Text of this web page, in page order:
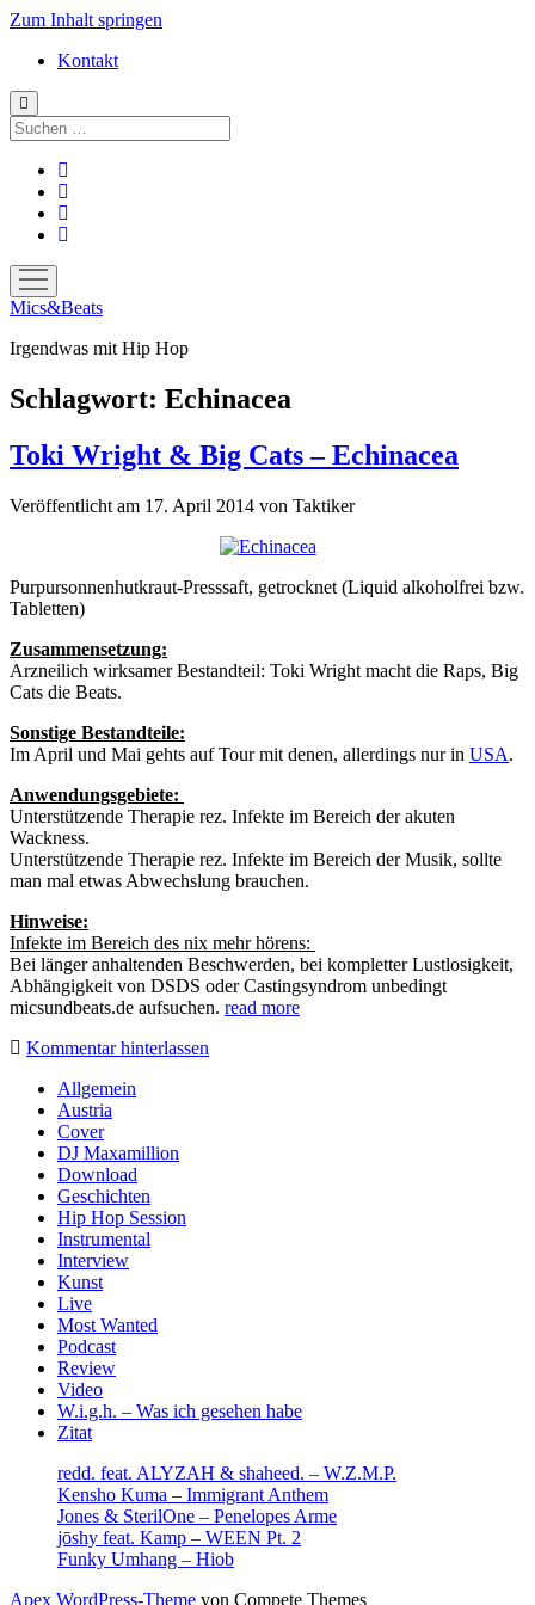
Zum Inhalt springen
Kontakt
Suchen
Menü
öffnen
Mics&Beats
Irgendwas mit Hip Hop
Schlagwort: Echinacea
Toki Wright & Big Cats – Echinacea
Veröffentlicht am 17. April 2014 von Taktiker
Purpursonnenhutkraut-Presssaft, getrocknet (Liquid alkoholfrei bzw.
Tabletten)
Zusammensetzung:
Arzneilich wirksamer Bestandteil: Toki Wright macht die Raps, Big
Cats die Beats.
Sonstige Bestandteile:
Im April und Mai gehts auf Tour mit denen, allerdings nur in USA.
Anwendungsgebiete:
Unterstützende Therapie rez. Infekte im Bereich der akuten
Wackness.
Unterstützende Therapie rez. Infekte im Bereich der Musik, sollte
man mal etwas Abwechslung brauchen.
Hinweise:
Infekte im Bereich des nix mehr hörens:
Bei länger anhaltenden Beschwerden, bei kompletter Lustlosigkeit,
Abhängigkeit von DSDS oder Castingsyndrom unbedingt
micsundbeats.de aufsuchen. read more
Kommentar hinterlassen
Sidebar
Allgemein
Austria
Cover
DJ Maxamillion
Download
Geschichten
Hip Hop Session
Instrumental
Interview
Kunst
Live
Most Wanted
Podcast
Review
Video
W.i.g.h. – Was ich gesehen habe
Zitat
redd. feat. ALYZAH & shaheed. – W.Z.M.P.
Kensho Kuma – Immigrant Anthem
Jones & SterilOne – Penelopes Arme
jōshy feat. Kamp – WEEN Pt. 2
Funky Umhang – Hiob
Apex WordPress-Theme von Compete Themes